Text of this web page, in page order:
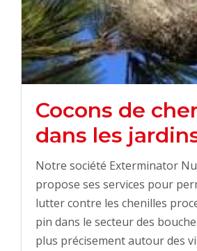
Cocons de
dans les
Notre société Exterminator
propose ses services pour
lutter contre les chenilles
pin dans le secteur des
plus précisement autour des